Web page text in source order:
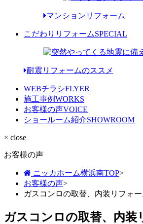
マンションリフォーム
こだわりリフォームSPECIAL
耐震リフォームのススメ
WEBチラシFLYER
施工事例WORKS
お客様の声VOICE
ショールーム紹介SHOWROOM
× close
お客様の声
ニッカホーム横浜南TOP>
お客様の声>
ガスコンロの取替、内装リフ
ガスコンロの取替、内